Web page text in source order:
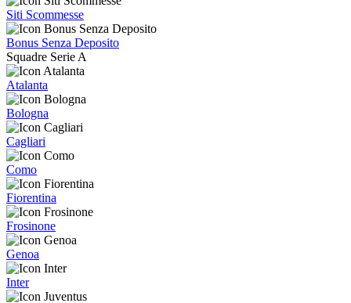
Siti Scommesse
Bonus Senza Deposito
Squadre Serie A
Atalanta
Bologna
Cagliari
Como
Fiorentina
Frosinone
Genoa
Inter